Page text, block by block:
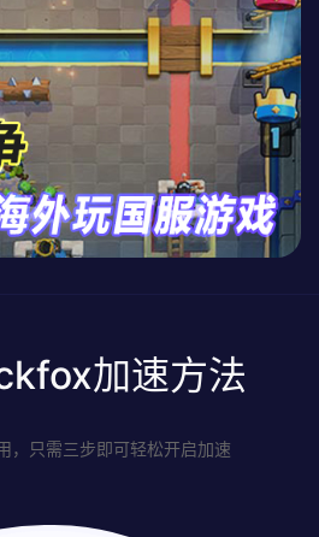
加速方法
，只需三步即可轻松开启加速